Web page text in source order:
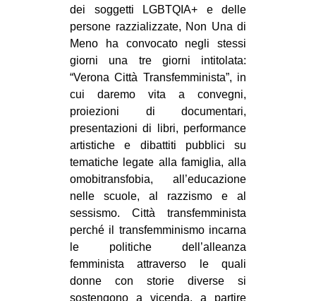
in
Fb
tw
bsky
ms
SEARCH
dei soggetti LGBTQIA+ e delle
persone razzializzate, Non Una di
Meno ha convocato negli stessi
giorni una tre giorni intitolata:
“Verona Città Transfemminista”, in
cui daremo vita a convegni,
proiezioni di documentari,
presentazioni di libri, performance
artistiche e dibattiti pubblici su
tematiche legate alla famiglia, alla
omobitransfobia, all’educazione
nelle scuole, al razzismo e al
sessismo. Città transfemminista
perché il transfemminismo incarna
le politiche dell’alleanza
femminista attraverso le quali
donne con storie diverse si
sostengono a vicenda, a partire